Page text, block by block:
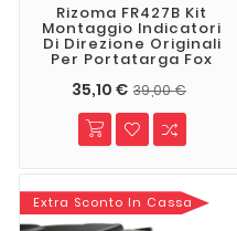
Rizoma FR427B Kit
Montaggio Indicatori
Di Direzione Originali
Per Portatarga Fox
35,10 € 39,00 €
Extra Sconto In Cassa